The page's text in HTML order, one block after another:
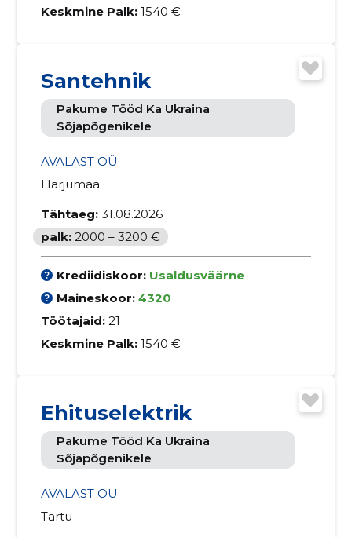
Keskmine Palk: 1540 €
Santehnik
Pakume Tööd Ka Ukraina
Sõjapõgenikele
AVALAST OÜ
Harjumaa
Tähtaeg: 31.08.2026
palk: 2000 – 3200 €
Krediidiskoor: Usaldusväärne
Maineskoor: 4320
Töötajaid: 21
Keskmine Palk: 1540 €
Ehituselektrik
Pakume Tööd Ka Ukraina
Sõjapõgenikele
AVALAST OÜ
Tartu